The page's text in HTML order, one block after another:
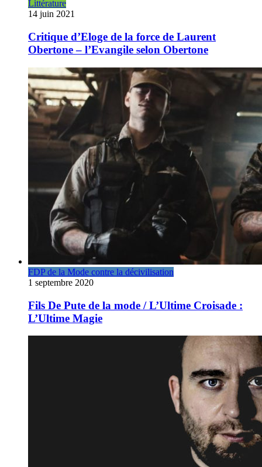
Littérature
14 juin 2021
Critique d’Eloge de la force de Laurent
Obertone – l’Evangile selon Obertone
FDP de la Mode contre la décivilisation
1 septembre 2020
Fils De Pute de la mode / L’Ultime Croisade :
L’Ultime Magie